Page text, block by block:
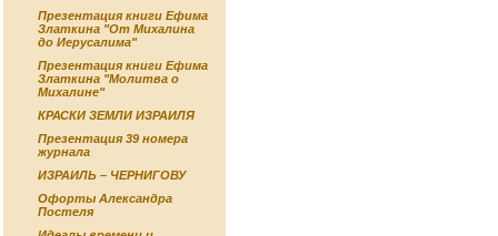
Презентация книги Ефима
Златкина "От Михалина
до Иерусалима"
Презентация книги Ефима
Златкина "Молитва о
Михалине"
КРАСКИ ЗЕМЛИ ИЗРАИЛЯ
Презентация 39 номера
журнала
ИЗРАИЛЬ – ЧЕРНИГОВУ
Офорты Александра
Постеля